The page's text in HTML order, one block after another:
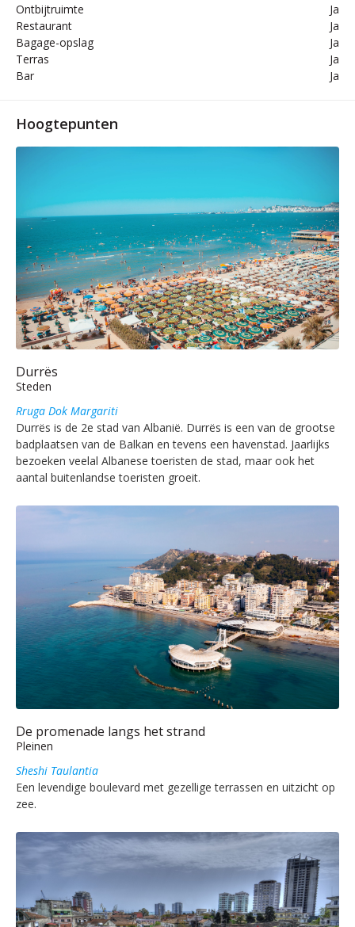
Ontbijtruimte
Ja
Restaurant
Ja
Bagage-opslag
Ja
Terras
Ja
Bar
Ja
Hoogtepunten
Durrës
Steden
Rruga Dok Margariti
Durrës is de 2e stad van Albanië. Durrës is een van de grootse
badplaatsen van de Balkan en tevens een havenstad. Jaarlijks
bezoeken veelal Albanese toeristen de stad, maar ook het
aantal buitenlandse toeristen groeit.
De promenade langs het strand
Pleinen
Sheshi Taulantia
Een levendige boulevard met gezellige terrassen en uitzicht op
zee.